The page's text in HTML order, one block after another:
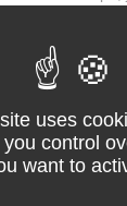
Là encore, je
avec ma
sa part. A ce
proposée.
j'ai suivi
Cet
mon CV
d'obtenir les
uses
control
want to